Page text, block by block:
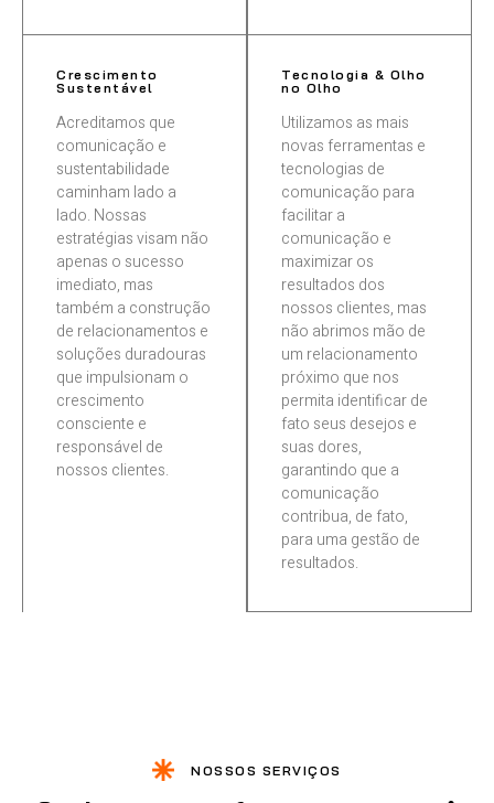
Crescimento
Sustentável
Acreditamos que
comunicação e
sustentabilidade
caminham lado a
lado. Nossas
estratégias visam não
apenas o sucesso
imediato, mas
também a construção
de relacionamentos e
soluções duradouras
que impulsionam o
crescimento
consciente e
responsável de
nossos clientes.
Tecnologia & Olho
no Olho
Utilizamos as mais
novas ferramentas e
tecnologias de
comunicação para
facilitar a
comunicação e
maximizar os
resultados dos
nossos clientes, mas
não abrimos mão de
um relacionamento
próximo que nos
permita identificar de
fato seus desejos e
suas dores,
garantindo que a
comunicação
contribua, de fato,
para uma gestão de
resultados.
NOSSOS SERVIÇOS